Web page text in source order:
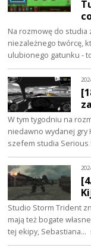
Na rozmowę do
niezależnego twórcę,
ulubionego gatunku -
W tym tygodniu na
niedawno wydanej gry
szefem studia Serious
Studio Storm Trident
mają też bogate
tej ekipy, Sebastiana…